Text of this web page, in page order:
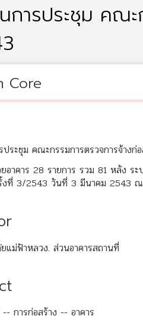
การประชุม คณ
Core
ประชุม คณะกรรมการตรวจการจ้า
อาคาร 28 รายการ รวม 81 หลัง
งที่ 3/2543 วันที่ 3 มีนาคม 2543
แม่ฟ้าหลวง. ส่วนอาคารสถานที่
การก่อสร้าง -- อาคาร